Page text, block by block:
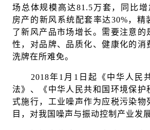
场总体规模高达81.5万套，同比增
房产的新风系统配套率达30%，精
了新风产品市场增长。需要注意的
性，对品牌、品质化、健康化的消
洗牌在所难免。
2018年1月1日起《中华人民
法》、《中华人民共和国环境保护
式施行，工业噪声作为应税污染物
目，对我国噪声与振动控制产业发